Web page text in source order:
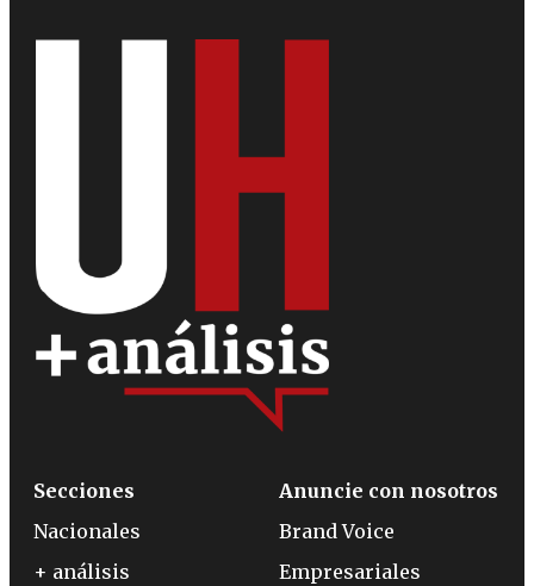
Secciones
Nacionales
+ análisis
Anuncie con nosotros
Brand Voice
Empresariales